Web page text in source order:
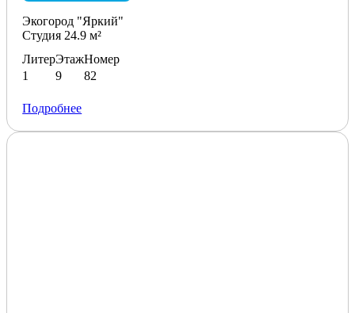
Экогород "Яркий"
Студия 24.9 м²
Литер
1
Этаж
9
Номер
82
Подробнее